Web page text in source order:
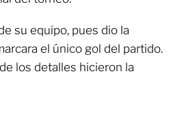
su equipo, pues dio la
el único gol del partido.
los detalles hicieron la